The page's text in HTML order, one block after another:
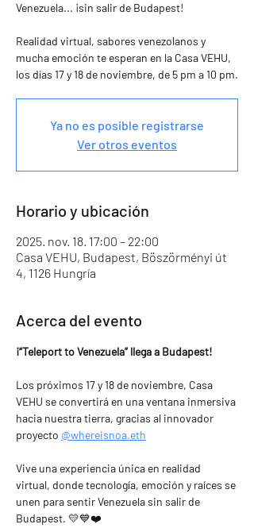
Venezuela... ¡sin salir de Budapest!
Realidad virtual, sabores venezolanos y
mucha emoción te esperan en la Casa VEHU,
los días 17 y 18 de noviembre, de 5 pm a 10 pm.
Ya no es posible registrarse
Ver otros eventos
Horario y ubicación
2025. nov. 18. 17:00 – 22:00
Casa VEHU, Budapest, Böszörményi út
4, 1126 Hungría
Acerca del evento
¡“Teleport to Venezuela” llega a Budapest!
Los próximos 17 y 18 de noviembre, Casa
VEHU se convertirá en una ventana inmersiva
hacia nuestra tierra, gracias al innovador
proyecto @whereisnoa.eth
Vive una experiencia única en realidad
virtual, donde tecnología, emoción y raíces se
unen para sentir Venezuela sin salir de
Budapest. 💛💙❤️